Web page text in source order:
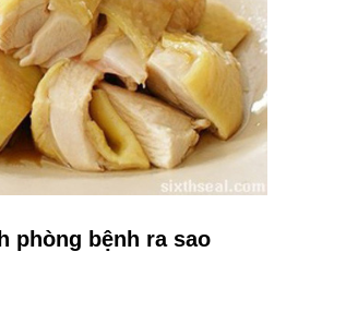
phòng bệnh ra sao